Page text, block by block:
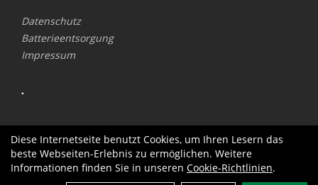
Datenschutz
Batterieentsorgung
Impressum
.
Diese Internetseite benutzt Cookies, um Ihren Lesern das
beste Webseiten-Erlebnis zu ermöglichen. Weitere
Informationen finden Sie in unseren Cookie-Richtlinien.